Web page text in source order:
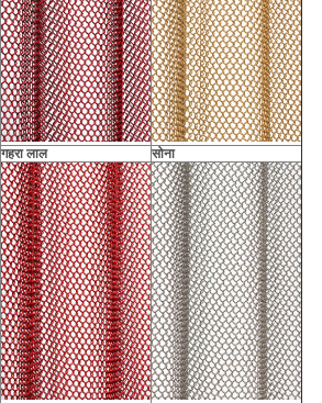
गहरा लाल सोना